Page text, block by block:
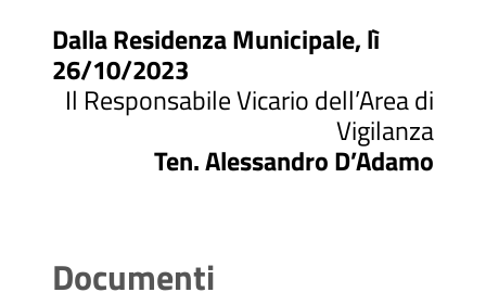
Dalla Residenza Municipale, lì
26/10/2023
Il Responsabile Vicario dell’Area di
Vigilanza
Ten. Alessandro D’Adamo
Documenti